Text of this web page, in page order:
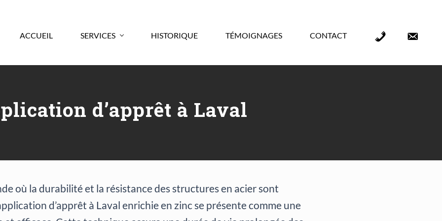
ACCUEIL SERVICES HISTORIQUE TÉMOIGNAGES CONTACT
ÉlémentÉlément
d’apprêt à Laval
où la durabilité et la résistance des structures en acier sont
d’apprêt à Laval enrichie en zinc se présente comme une